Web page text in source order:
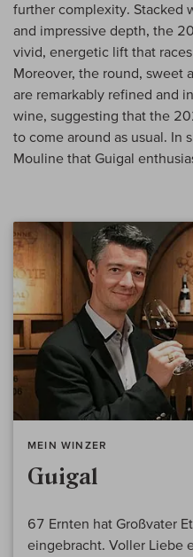
further complexity. Stacked
and impressive depth, the
vivid, energetic lift that
Moreover, the round, sweet
are remarkably refined and
wine, suggesting that the
to come around as usual. In
Mouline that Guigal
MEIN WINZER
Guigal
67 Ernten hat Großvater
eingebracht. Voller Liebe